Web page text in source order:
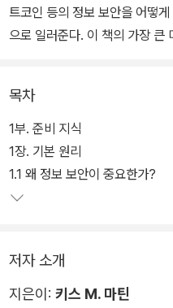
트코인 등의 정보 보안을 어떻
으로 일러준다. 이 책의 가장 큰
독자도 흥미롭게 읽을 수 있는 입
목차
1부. 준비 지식
1장. 기본 원리
1.1 왜 정보 보안이 중요한가?
저자 소개
지은이: 키스 M. 마틴